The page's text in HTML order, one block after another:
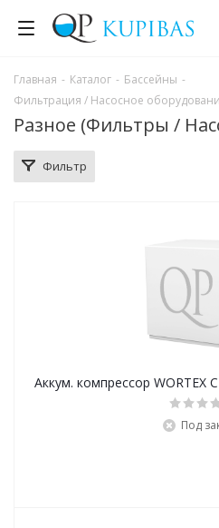
Главная - Каталог - Бассейны -
Фильтрация / Насосное
Разное (Фильтры /
Фильтр
Аккум. компрессор WORTEX
Под